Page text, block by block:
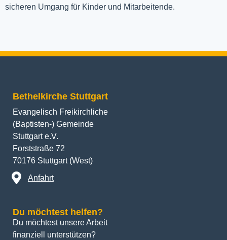
sicheren Umgang für Kinder und Mitarbeitende.
Bethelkirche Stuttgart
Evangelisch Freikirchliche
(Baptisten-) Gemeinde
Stuttgart e.V.
Forststraße 72
70176 Stuttgart (West)
Anfahrt
Du möchtest helfen?
Du möchtest unsere Arbeit
finanziell unterstützen?